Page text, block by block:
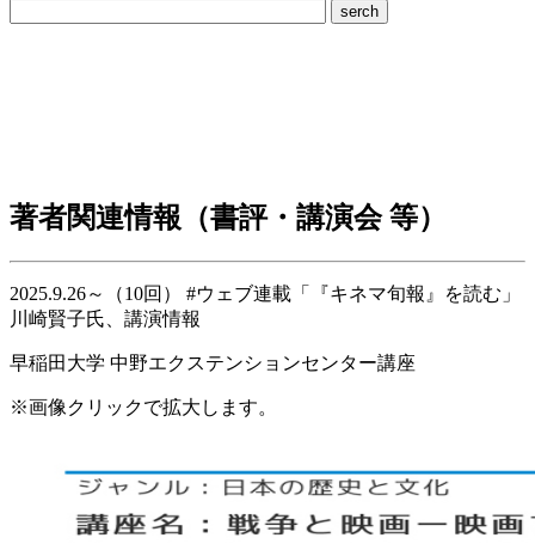
serch
著者関連情報（書評・講演会 等）
2025.9.26～（10回） #ウェブ連載「『キネマ旬報』を読む」
川崎賢子氏、講演情報
早稲田大学 中野エクステンションセンター講座
※画像クリックで拡大します。